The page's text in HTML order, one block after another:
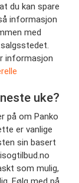
du kan spare
informasjon
med
informasjon
uke?
på om Panko
er vanlige
sin basert
som mulig,